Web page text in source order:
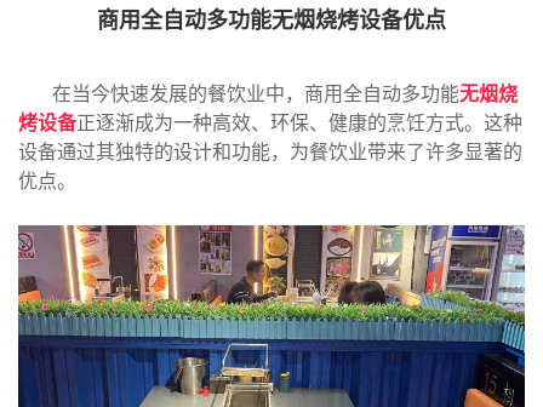
商用全自动多功能无烟烧烤设备优点
在当今快速发展的餐饮业中，商用全自动多功能无烟烧
烤设备正逐渐成为一种高效、环保、健康的烹饪方式。这种
设备通过其独特的设计和功能，为餐饮业带来了许多显著的
优点。